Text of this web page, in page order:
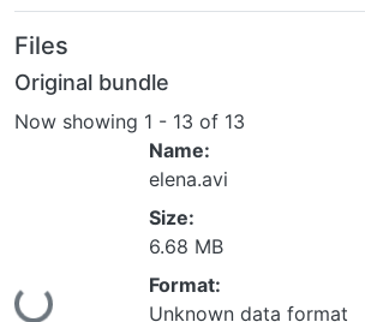
Files
Original bundle
Now showing 1 - 13 of 13
Name:
elena.avi
Size:
6.68 MB
Format:
Unknown data format